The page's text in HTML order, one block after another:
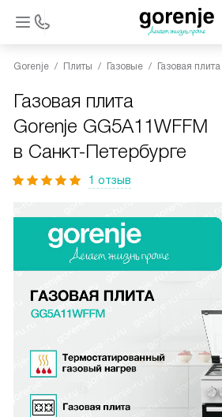
Gorenje Плиты Газовые Газовая
Газовая плита
Gorenje GG5A11WFFM
в Санкт-Петербурге
1 отзыв